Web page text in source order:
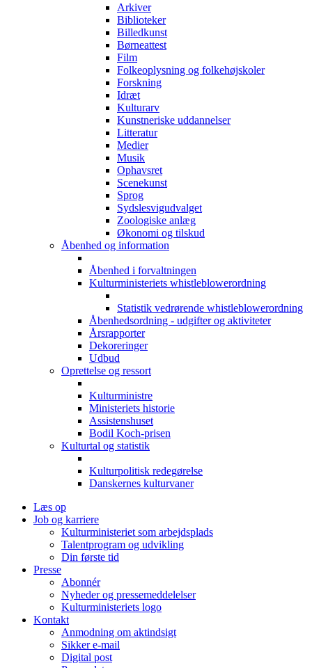
Arkiver
Biblioteker
Billedkunst
Børneattest
Film
Folkeoplysning og folkehøjskoler
Forskning
Idræt
Kulturarv
Kunstneriske uddannelser
Litteratur
Medier
Musik
Ophavsret
Scenekunst
Sprog
Sydslesvigudvalget
Zoologiske anlæg
Økonomi og tilskud
Åbenhed og information
Åbenhed i forvaltningen
Kulturministeriets whistleblowerordning
Statistik vedrørende whistleblowerordning
Åbenhedsordning - udgifter og aktiviteter
Årsrapporter
Dekoreringer
Udbud
Oprettelse og ressort
Kulturministre
Ministeriets historie
Assistenshuset
Bodil Koch-prisen
Kulturtal og statistik
Kulturpolitisk redegørelse
Danskernes kulturvaner
Læs op
Job og karriere
Kulturministeriet som arbejdsplads
Talentprogram og udvikling
Din første tid
Presse
Abonnér
Nyheder og pressemeddelelser
Kulturministeriets logo
Kontakt
Anmodning om aktindsigt
Sikker e-mail
Digital post